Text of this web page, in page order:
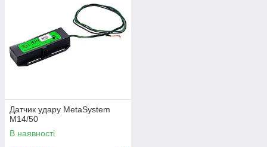
Датчик удару MetaSystem
M14/50
В наявності